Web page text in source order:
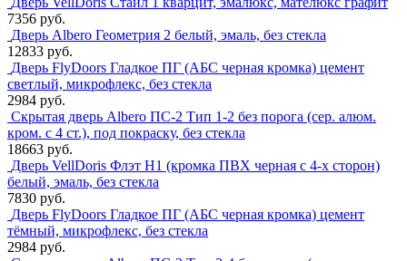
7356 руб.
Дверь Albero Геометрия 2 белый, эмаль, без стекла
12833 руб.
Дверь FlyDoors Гладкое ПГ (АБС черная кромка) цемент
светлый, микрофлекс, без стекла
2984 руб.
Скрытая дверь Albero ПС-2 Тип 1-2 без порога (сер. алюм.
кром. с 4 ст.), под покраску, без стекла
18663 руб.
Дверь VellDoris Флэт H1 (кромка ПВХ черная с 4-х сторон)
белый, эмаль, без стекла
7830 руб.
Дверь FlyDoors Гладкое ПГ (АБС черная кромка) цемент
тёмный, микрофлекс, без стекла
2984 руб.